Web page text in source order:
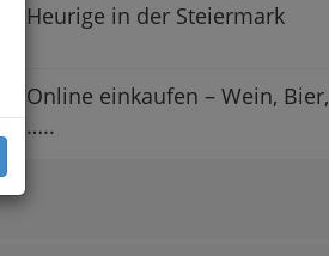
Heurige in der Steiermark
Online einkaufen – Wein, Bier,
…..